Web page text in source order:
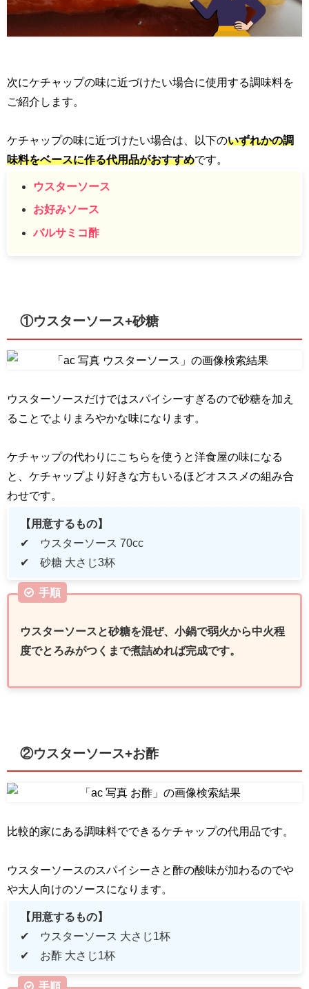
次にケチャップの味に近づけたい場合に使用する調味料を
ご紹介します。
ケチャップの味に近づけたい場合は、以下のいずれかの調
味料をベースに作る代用品がおすすめです。
ウスターソース
お好みソース
バルサミコ酢
①ウスターソース+砂糖
ウスターソースだけではスパイシーすぎるので砂糖を加え
ることでよりまろやかな味になります。
ケチャップの代わりにこちらを使うと洋食屋の味になる
と、ケチャップより好きな方もいるほどオススメの組み合
わせです。
【用意するもの】
✔ ウスターソース 70cc
✔ 砂糖 大さじ3杯
手順
ウスターソースと砂糖を混ぜ、小鍋で弱火から中火程
度でとろみがつくまで煮詰めれば完成です。
②ウスターソース+お酢
比較的家にある調味料でできるケチャップの代用品です。
ウスターソースのスパイシーさと酢の酸味が加わるのでや
や大人向けのソースになります。
【用意するもの】
✔ ウスターソース 大さじ1杯
✔ お酢 大さじ1杯
手順